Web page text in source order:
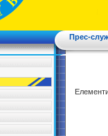
Прес-